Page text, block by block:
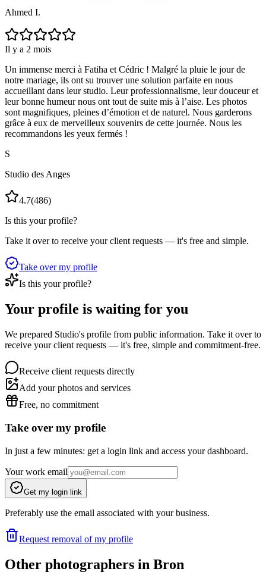
Ahmed I.
Il y a 2 mois
Un immense merci à Fatiha et Cédric ! Malgré la pluie le jour de
notre mariage, ils ont su trouver une solution parfaite en nous
accueillant dans leur studio. Leur professionnalisme, leur douceur et
leur bonne humeur nous ont tout de suite mis à l’aise. Les photos
sont magnifiques, pleines d’émotion et de naturel. Nous garderons
grâce à eux de merveilleux souvenirs de cette journée. Nous les
recommandons les yeux fermés !
S
Studio des Anges
4.7(486)
Is this your profile?
Take it over to receive your client requests — it's free and simple.
Take over my profile
Is this your profile?
Your profile is waiting for you
We prepared Studio's profile from public information. Take it over to
receive your client requests — it's free, simple and commitment-free.
Receive client requests directly
Add your photos and services
Free, no commitment
Take over my profile
In just a few minutes: get a login link and access your dashboard.
Your work email
Get my login link
Preferably use the email associated with your business.
Request removal of my profile
Other photographers in Bron